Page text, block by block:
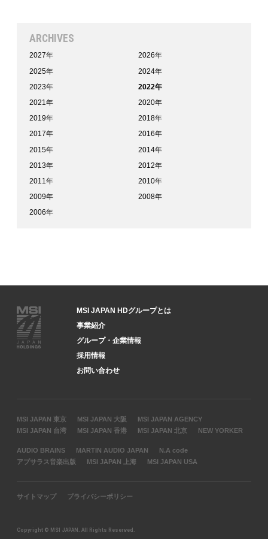
ARCHIVES
2027年
2026年
2025年
2024年
2023年
2022年
2021年
2020年
2019年
2018年
2017年
2016年
2015年
2014年
2013年
2012年
2011年
2010年
2009年
2008年
2006年
MSI JAPAN HDグループとは
事業紹介
グループ・企業情報
採用情報
お問い合わせ
MSI JAPAN 東京 MSI JAPAN 大阪
MSI JAPAN AGENCY
MSI JAPAN 台湾
MSI JAPAN 香港 MSI JAPAN 北京 NEW YORKER
AUDIO BRAINS MARTIN AUDIO JAPAN
N.A code
アプサラス音楽出版
MSI JAPAN 上海 MSI JAPAN USA
サイトマップ プライバシーポリシー
Copyright © MSI JAPAN. All Rights Reserved.